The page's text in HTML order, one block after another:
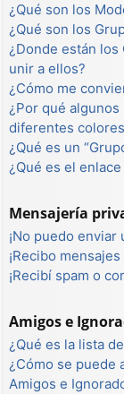
¿Qué son los
¿Qué son los
¿Donde están los
unir a ellos?
¿Cómo me
¿Por qué
diferentes
¿Qué es un
¿Qué es el enlace
Mensajería
¡No puedo
¡Recibo
¡Recibí spam o
Amigos e
¿Qué es la lista
¿Cómo se puede
Amigos e